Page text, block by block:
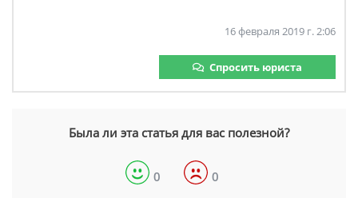
16 февраля 2019 г. 2:06
Спросить юриста
Была ли эта статья для вас полезной?
0 0